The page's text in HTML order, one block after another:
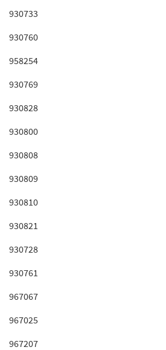
930733
930760
958254
930769
930828
930800
930808
930809
930810
930821
930728
930761
967067
967025
967207